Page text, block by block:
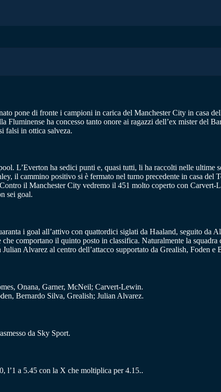
pone di fronte i campioni in carica del Manchester City in casa
ha concesso tanto onore ai ragazzi dell’ex mister del
falsi in ottica salveza.
L’Everton ha sedici punti e, quasi tutti, li ha raccolti nelle ultime
il cammino positivo si è fermato nel turno precedente in casa del
il Manchester City vedremo il 451 molto coperto con
sei goal.
i goal all’attivo con quattordici siglati da Haaland, seguito da
comportano il quinto posto in classifica. Naturalmente la squadra
Alvarez al centro dell’attacco supportato da Grealish, Foden e
Onana, Garner, McNeil; Carvert-Lewin.
Bernardo Silva, Grealish; Julian Alvarez.
da Sky Sport.
l’1 a 5.45 con la X che moltiplica per 4.15..